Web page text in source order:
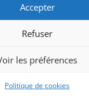
Accepter
Refuser
les préférences
Politique de cookies